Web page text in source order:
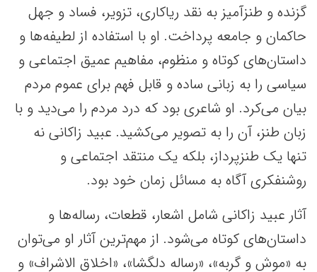
گزنده و طنزآمیز به نقد ریاکاری، تزویر، فساد و جهل
حاکمان و جامعه پرداخت. او با استفاده از لطیفه‌ها و
داستان‌های کوتاه و منظوم، مفاهیم عمیق اجتماعی و
سیاسی را به زبانی ساده و قابل فهم برای عموم مردم
بیان می‌کرد. او شاعری بود که درد مردم را می‌دید و با
زبان طنز، آن را به تصویر می‌کشید. عبید زاکانی نه
تنها یک طنزپرداز، بلکه یک منتقد اجتماعی و
روشنفکری آگاه به مسائل زمان خود بود.
آثار عبید زاکانی شامل اشعار، قطعات، رساله‌ها و
داستان‌های کوتاه می‌شود. از مهم‌ترین آثار او می‌توان
به «موش و گربه»، «رساله دلگشا»، «اخلاق الاشراف» و